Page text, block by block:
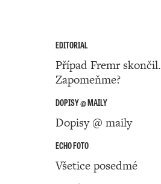
EDITORIAL
Případ Fremr skončil.
Zapomeňme?
DOPISY @ MAILY
Dopisy @ maily
ECHO FOTO
Všetice posedmé